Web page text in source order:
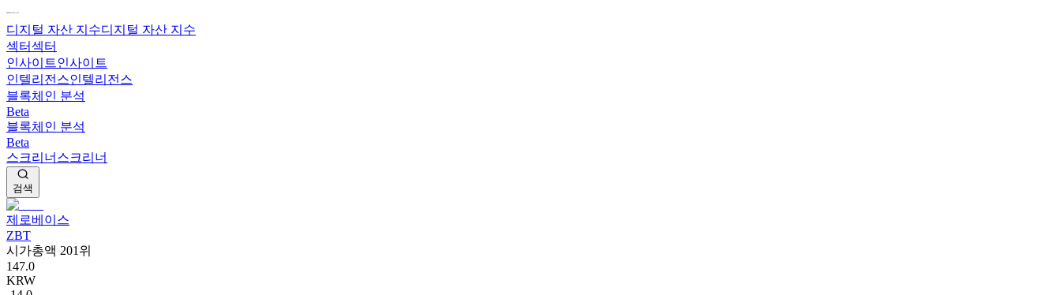
디지털 자산 지수디지털 자산 지수
섹터섹터
인사이트인사이트
인텔리전스인텔리전스
블록체인 분석
Beta
블록체인 분석
Beta
스크리너 스크리너
검색
제로베이스
ZBT
시가총액 201위
147.0
KRW